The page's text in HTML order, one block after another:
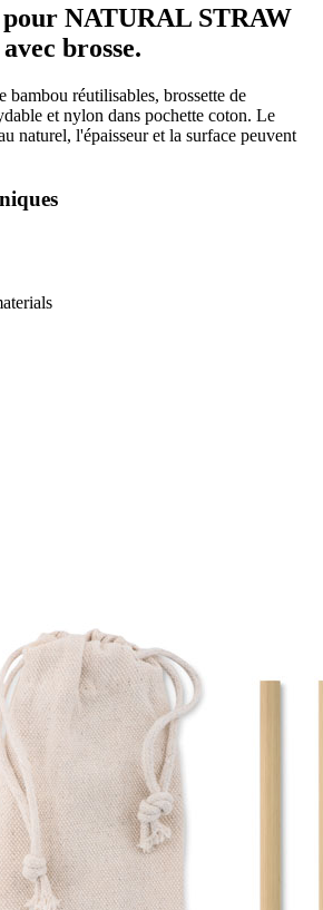
pour NATURAL STRAW
brosse.
bambou réutilisables, brossette de
et nylon dans pochette coton. Le
naturel, l'épaisseur et la surface peuvent